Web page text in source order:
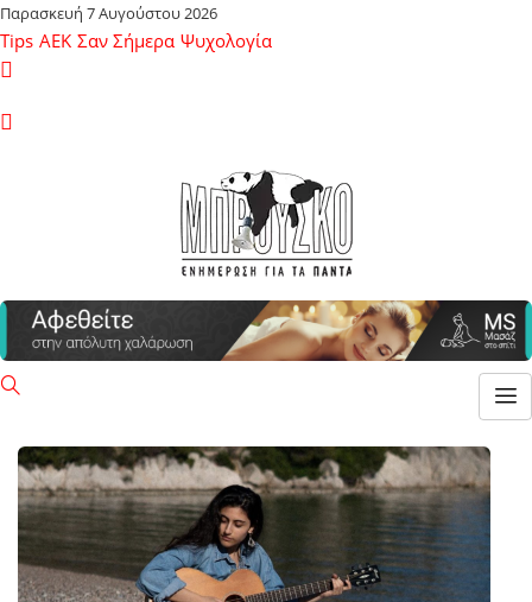
Παρασκευή 7 Αυγούστου 2026
Tips ΑΕΚ Σαν Σήμερα Ψυχολογία